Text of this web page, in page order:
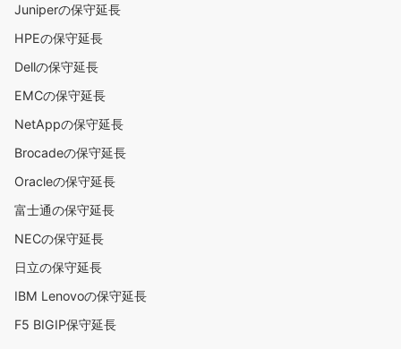
Juniperの保守延長
HPEの保守延長
Dellの保守延長
EMCの保守延長
NetAppの保守延長
Brocadeの保守延長
Oracleの保守延長
富士通の保守延長
NECの保守延長
日立の保守延長
IBM Lenovoの保守延長
F5 BIGIP保守延長